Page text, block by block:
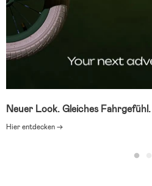
Neuer Look. Gleiches Fahrgefühl.
Hier entdecken →